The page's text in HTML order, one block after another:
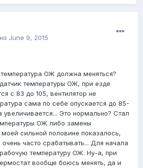
June 9, 2015
ОЖ должна меняться?
температуры ОЖ, при езде
с 83 до 105, вентилятор не
сама по себе опускается до 85-
увеличивается... Это нормально? Стал
ОЖ либо замены
моей сильной половине показалось,
очень часто срабатывать... Для начала
температуру ОЖ. Ну-а, при
вообще боюсь менять, да и